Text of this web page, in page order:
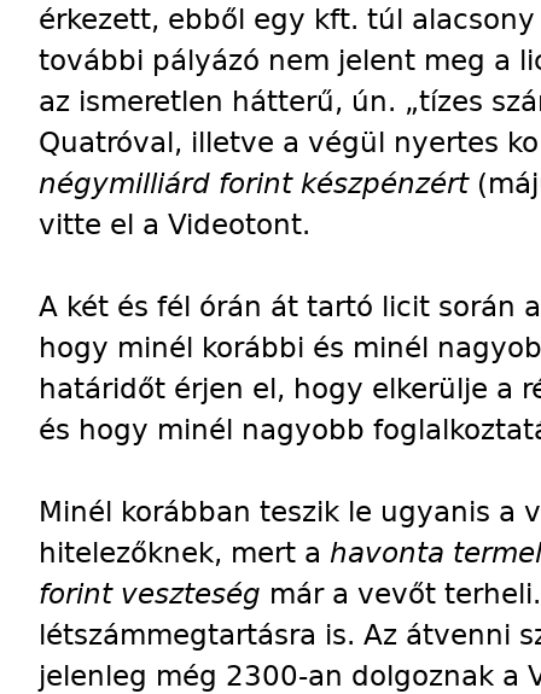
érkezett, ebből egy kft. túl
további pályázó nem jelent meg a
az ismeretlen hátterű, ún. „tízes
Quatróval, illetve a végül nyertes
négymilliárd forint készpénzért
vitte el a Videotont.
A két és fél órán át tartó licit során
hogy minél korábbi és minél
határidőt érjen el, hogy elkerülje a
és hogy minél nagyobb
Minél korábban teszik le ugyanis a
hitelezőknek, mert a havonta
forint veszteség már a vevőt
létszámmegtartásra is. Az átvenni
jelenleg még 2300-an dolgoznak a